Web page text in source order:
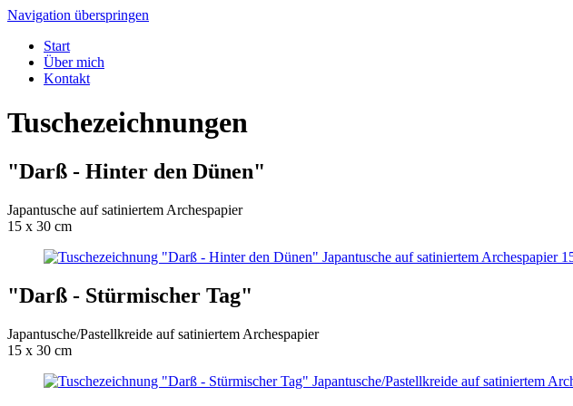
Navigation überspringen
Start
Über mich
Kontakt
Tuschezeichnungen
"Darß - Hinter den Dünen"
Japantusche auf satiniertem Archespapier
15 x 30 cm
"Darß - Stürmischer Tag"
Japantusche/Pastellkreide auf satiniertem Archespapier
15 x 30 cm